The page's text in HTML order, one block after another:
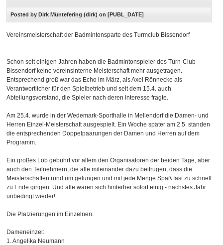
Posted by Dirk Müntefering (dirk) on [PUBL_DATE]
Vereinsmeisterschaft der Badmintonsparte des Turmclub Bissendorf
Schon seit einigen Jahren haben die Badmintonspieler des Turn-Club
Bissendorf keine vereinsinterne Meisterschaft mehr ausgetragen.
Entsprechend groß war das Echo im März, als Axel Rönnecke als
Verantwortlicher für den Spielbetrieb und seit dem 15.4. auch
Abteilungsvorstand, die Spieler nach deren Interesse fragte.
Am 25.4. wurde in der Wedemark-Sporthalle in Mellendorf die Damen- und
Herren Einzel-Meisterschaft ausgespielt. Ein Woche später am 2.5. standen
die entsprechenden Doppelpaarungen der Damen und Herren auf dem
Programm.
Ein großes Lob gebührt vor allem den Organisatoren der beiden Tage, aber
auch den Teilnehmern, die alle miteinander dazu beitrugen, dass die
Meisterschaften rund um gelungen und mit jede Menge Spaß fast zu schnell
zu Ende gingen. Und alle waren sich hinterher sofort einig - nächstes Jahr
unbedingt wieder!
Die Platzierungen im Einzelnen:
Dameneinzel:
1. Angelika Neumann